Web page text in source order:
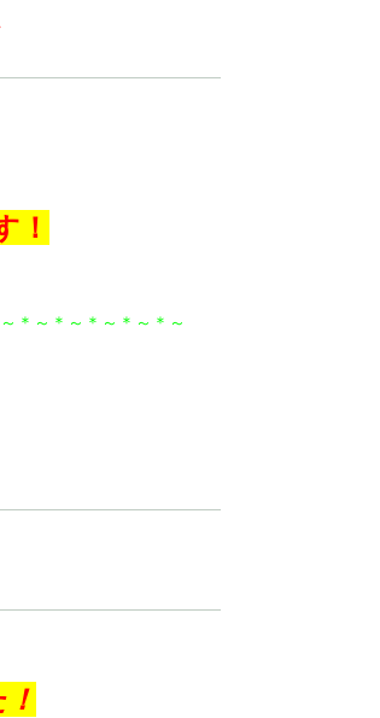
！
＊～＊～＊～＊～＊～